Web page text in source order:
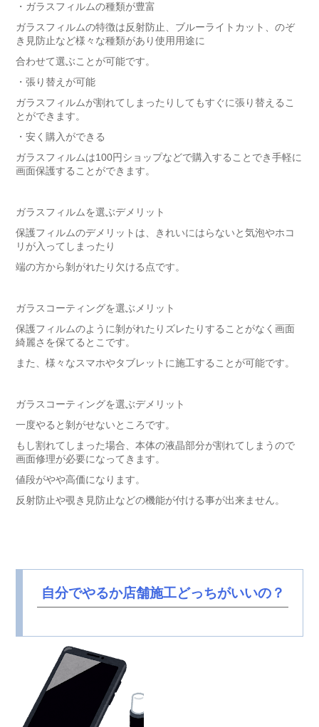
・ガラスフィルムの種類が豊富
ガラスフィルムの特徴は反射防止、ブルーライトカット、のぞ
き見防止など様々な種類があり使用用途に
合わせて選ぶことが可能です。
・張り替えが可能
ガラスフィルムが割れてしまったりしてもすぐに張り替えるこ
とができます。
・安く購入ができる
ガラスフィルムは100円ショップなどで購入することでき手軽に
画面保護することができます。
ガラスフィルムを選ぶデメリット
保護フィルムのデメリットは、きれいにはらないと気泡やホコ
リが入ってしまったり
端の方から剝がれたり欠ける点です。
ガラスコーティングを選ぶメリット
保護フィルムのように剝がれたりズレたりすることがなく画面
綺麗さを保てるとこです。
また、様々なスマホやタブレットに施工することが可能です。
ガラスコーティングを選ぶデメリット
一度やると剝がせないところです。
もし割れてしまった場合、本体の液晶部分が割れてしまうので
画面修理が必要になってきます。
値段がやや高価になります。
反射防止や覗き見防止などの機能が付ける事が出来ません。
自分でやるか店舗施工どっちがいいの？